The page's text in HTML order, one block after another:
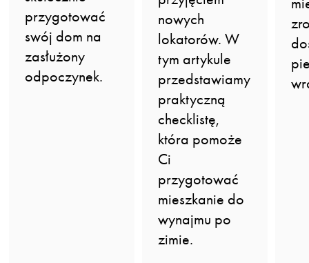
przygotować
swój dom na
zasłużony
odpoczynek.
nowych
lokatorów. W
tym artykule
przedstawiamy
praktyczną
checklistę,
która pomoże
Ci
przygotować
mieszkanie do
wynajmu po
zimie.